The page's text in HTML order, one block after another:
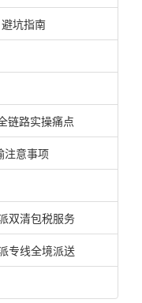
坑指南
链路实操痛点
注意事项
双清包税服务
专线全境派送